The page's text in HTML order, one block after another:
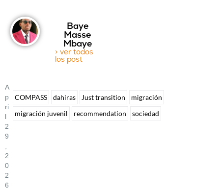
Baye
Masse
Mbaye
> ver todos
los post
A
P
Ri
L
2
9
2
0
2
6
COMPASS dahiras Just transition
migración
migración juvenil
recommendation sociedad